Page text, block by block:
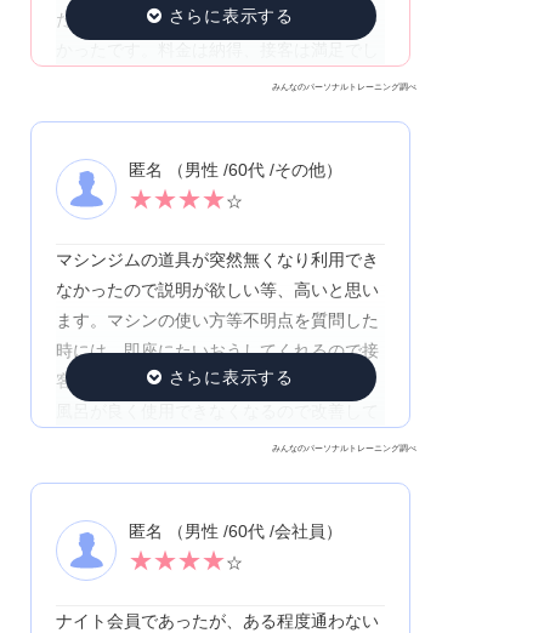
た。経験豊富なインストラクターの方が多
たが、体系が素晴らしい方が多く通われて
みんなのパーソナルトレーニング調べ
匿名 （男性 /60代 /その他）
★★★★☆
マシンジムの道具が突然無くなり利用でき
なかったので説明が欲しい等、高いと思い
ます。マシンの使い方等不明点を質問した
時には、即座にたいおうしてくれるので接
客は良い。総合的には、満足しているが、
みんなのパーソナルトレーニング調べ
匿名 （男性 /60代 /会社員）
★★★★☆
ナイト会員であったが、ある程度通わない